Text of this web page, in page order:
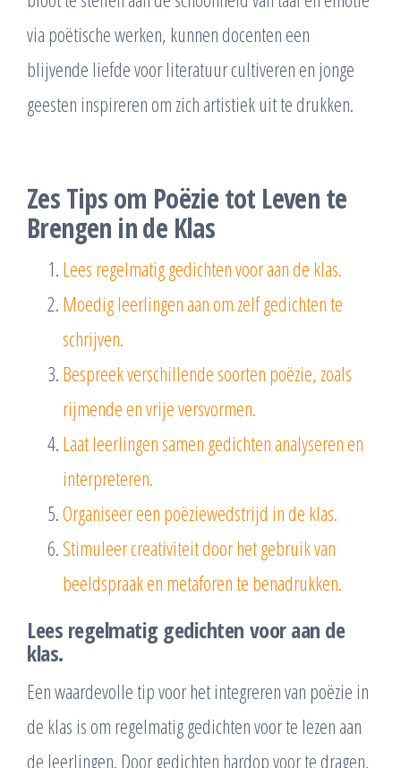
via poëtische werken, kunnen docenten een
blijvende liefde voor literatuur cultiveren en jonge
geesten inspireren om zich artistiek uit te drukken.
Zes Tips om Poëzie tot Leven te
Brengen in de Klas
Lees regelmatig gedichten voor aan de klas.
Moedig leerlingen aan om zelf gedichten te
schrijven.
Bespreek verschillende soorten poëzie, zoals
rijmende en vrije versvormen.
Laat leerlingen samen gedichten analyseren en
interpreteren.
Organiseer een poëziewedstrijd in de klas.
Stimuleer creativiteit door het gebruik van
beeldspraak en metaforen te benadrukken.
Lees regelmatig gedichten voor aan de
klas.
Een waardevolle tip voor het integreren van poëzie in
de klas is om regelmatig gedichten voor te lezen aan
de leerlingen. Door gedichten hardop voor te dragen,